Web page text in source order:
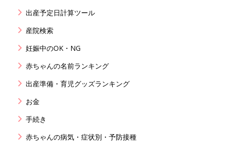
出産予定日計算ツール
産院検索
妊娠中のOK・NG
赤ちゃんの名前ランキング
出産準備・育児グッズランキング
お金
手続き
赤ちゃんの病気・症状別・予防接種